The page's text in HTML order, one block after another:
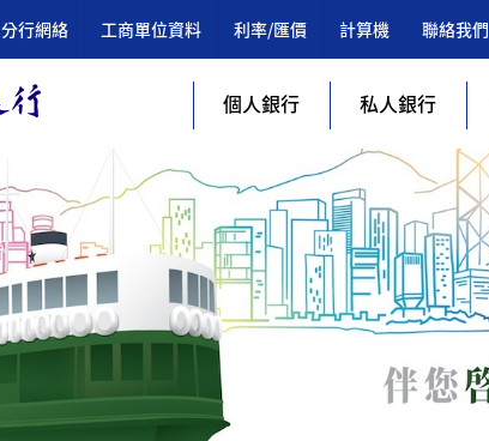
分行網絡 工商單位資料 利率/匯價 計算機 聯絡我們
個人銀行 私人銀行